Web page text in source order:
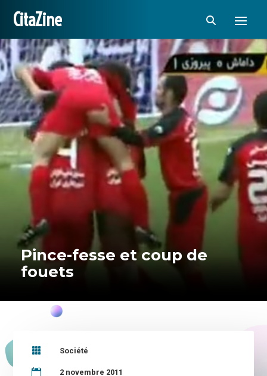
CitaZine
Pince-fesse et coup de
fouets
 Société
 2 novembre 2011